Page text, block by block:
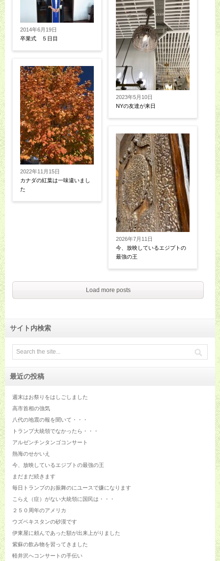
2014年6月19日
卒業式 ５日目
2022年11月15日
カナダの紅葉は一味違いまし
た
2023年5月10日
NYの友達が来日
2026年7月11日
今、放映しているエジプトの
最強の王
Load more posts
サイト内検索
最近の投稿
週末はお祭りをはしごしました
高市首相の強気
八代の地震の報を聞いて・・・
トランプ大統領でなかったら・・・
アルゼンチンタンゴコンサート
熱海のせかいえ
今、放映しているエジプトの最強の王
まだまだ続きます
毎日トランプのお振舞のにユースで嫌になります
こらえ（症）がない大統領に国民は・・・
２５０周年のアメリカ
ウズベキスタンの砂漠です
伊東屋に頼んであった額が出来上がりました
紫蘇の飲み物を習ってきました
軽井沢へコンサートの手伝い